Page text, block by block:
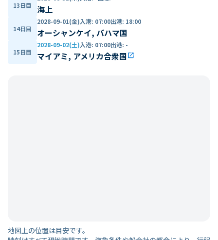
13日目 海上
14日目
2028-09-01(金)入港: 07:00出港: 18:00
オーシャンケイ, バハマ国
15日目
2028-09-02(土)入港: 07:00出港: -
マイアミ, アメリカ合衆国open_in_new
地図上の位置は目安です。